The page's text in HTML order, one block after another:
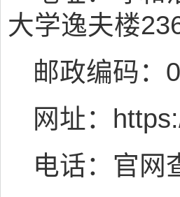
大学逸夫楼
邮政编码：
网址：
电话：官网